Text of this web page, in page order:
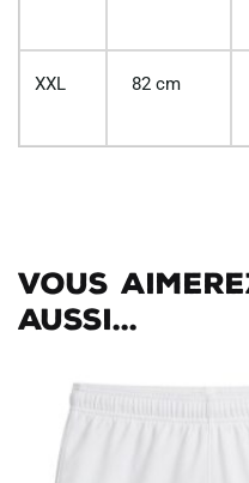
XXL 82 cm
Vous
aussi...